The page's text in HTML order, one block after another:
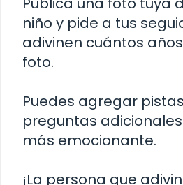
niño y pide a tus
adivinen cuántos
foto.
Puedes agregar
preguntas
más emocionante.
¡La persona que